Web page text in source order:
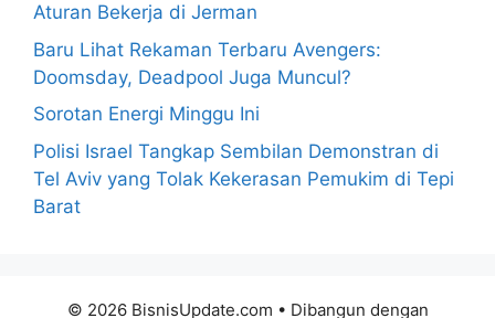
Aturan Bekerja di Jerman
Baru Lihat Rekaman Terbaru Avengers:
Doomsday, Deadpool Juga Muncul?
Sorotan Energi Minggu Ini
Polisi Israel Tangkap Sembilan Demonstran di
Tel Aviv yang Tolak Kekerasan Pemukim di Tepi
Barat
© 2026 BisnisUpdate.com • Dibangun dengan